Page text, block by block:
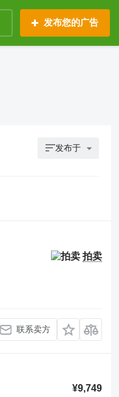
发布您的广告
发布于
拍卖
联系卖方
¥9,749